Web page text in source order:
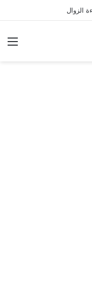
الزوال